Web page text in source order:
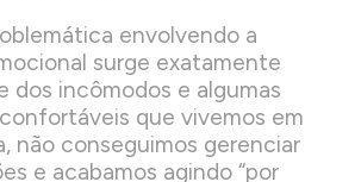
envolvendo a
surge exatamente
dos incômodos e algumas
que vivemos em
não conseguimos gerenciar
e acabamos agindo “por